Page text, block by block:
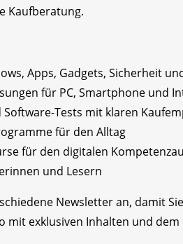
Kaufberatung.
Apps, Gadgets, Sicherheit
für PC, Smartphone und
Tests mit klaren
für den Alltag
für den digitalen
und Lesern
Newsletter an, damit
mit exklusiven Inhalten und